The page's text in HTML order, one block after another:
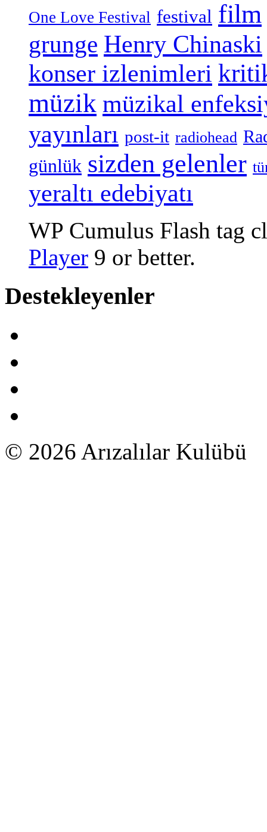
One Love Festival festival film
grunge Henry Chinaski
konser izlenimleri
müzik müzikal
yayınları post-it radiohead
günlük sizden gelenler
yeraltı edebiyatı
WP Cumulus Flash tag
Player 9 or better.
Destekleyenler
© 2026 Arızalılar Kulübü